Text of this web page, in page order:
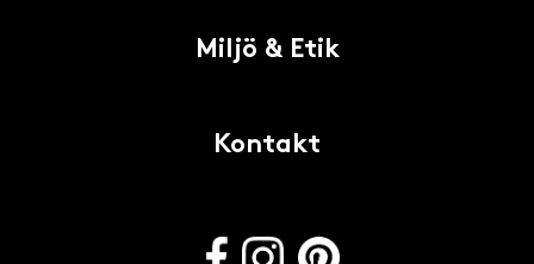
Miljö & Etik
Kontakt